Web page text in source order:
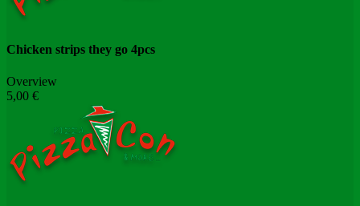
Chicken strips they go 4pcs
Overview
5,00 €